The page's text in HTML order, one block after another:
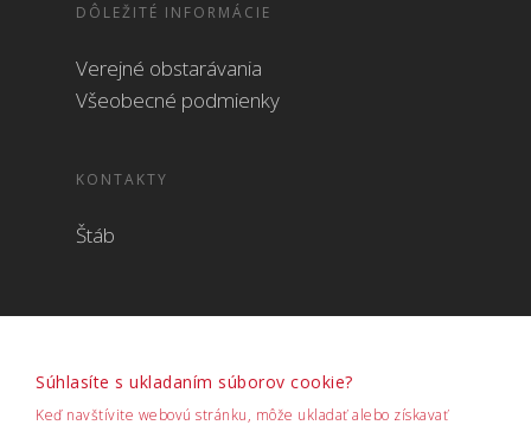
DÔLEŽITÉ INFORMÁCIE
Verejné obstarávania
Všeobecné podmienky
KONTAKTY
Štáb
Súhlasíte s ukladaním súborov cookie?
Keď navštívite webovú stránku, môže ukladať alebo získavať